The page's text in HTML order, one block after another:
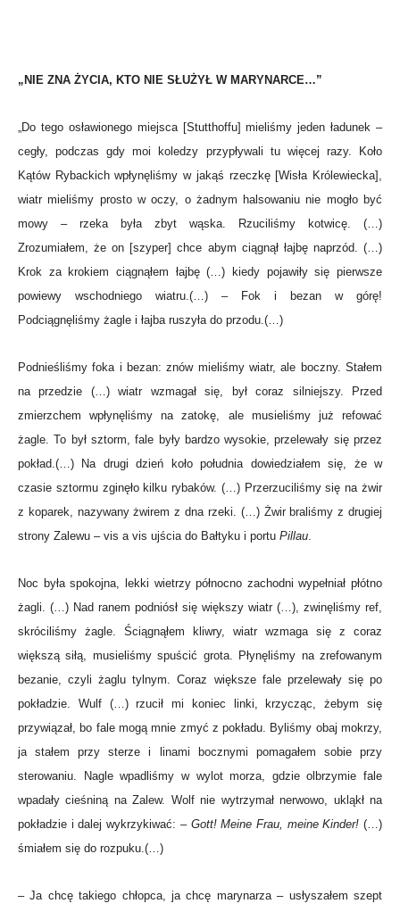
„NIE ZNA ŻYCIA, KTO NIE SŁUŻYŁ W MARYNARCE…”
„Do tego osławionego miejsca [Stutthoffu] mieliśmy jeden ładunek –
cegły, podczas gdy moi koledzy przypływali tu więcej razy. Koło
Kątów Rybackich wpłynęliśmy w jakąś rzeczkę [Wisła Królewiecka],
wiatr mieliśmy prosto w oczy, o żadnym halsowaniu nie mogło być
mowy – rzeka była zbyt wąska. Rzuciliśmy kotwicę. (…)
Zrozumiałem, że on [szyper] chce abym ciągnął łajbę naprzód. (…)
Krok za krokiem ciągnąłem łajbę (…) kiedy pojawiły się pierwsze
powiewy wschodniego wiatru.(…) – Fok i bezan w górę!
Podciągnęliśmy żagle i łajba ruszyła do przodu.(…)
Podnieśliśmy foka i bezan: znów mieliśmy wiatr, ale boczny. Stałem
na przedzie (…) wiatr wzmagał się, był coraz silniejszy. Przed
zmierzchem wpłynęliśmy na zatokę, ale musieliśmy już refować
żagle. To był sztorm, fale były bardzo wysokie, przelewały się przez
pokład.(…) Na drugi dzień koło południa dowiedziałem się, że w
czasie sztormu zginęło kilku rybaków. (…) Przerzuciliśmy się na żwir
z koparek, nazywany żwirem z dna rzeki. (…) Żwir braliśmy z drugiej
strony Zalewu – vis a vis ujścia do Bałtyku i portu Pillau.
Noc była spokojna, lekki wietrzy północno zachodni wypełniał płótno
żagli. (…) Nad ranem podniósł się większy wiatr (…), zwinęliśmy ref,
skróciliśmy żagle. Ściągnąłem kliwry, wiatr wzmaga się z coraz
większą siłą, musieliśmy spuścić grota. Płynęliśmy na zrefowanym
bezanie, czyli żaglu tylnym. Coraz większe fale przelewały się po
pokładzie. Wulf (…) rzucił mi koniec linki, krzycząc, żebym się
przywiązał, bo fale mogą mnie zmyć z pokładu. Byliśmy obaj mokrzy,
ja stałem przy sterze i linami bocznymi pomagałem sobie przy
sterowaniu. Nagle wpadliśmy w wylot morza, gdzie olbrzymie fale
wpadały cieśniną na Zalew. Wolf nie wytrzymał nerwowo, ukląkł na
pokładzie i dalej wykrzykiwać: – Gott! Meine Frau, meine Kinder! (…)
śmiałem się do rozpuku.(…)
– Ja chcę takiego chłopca, ja chcę marynarza – usłyszałem szept